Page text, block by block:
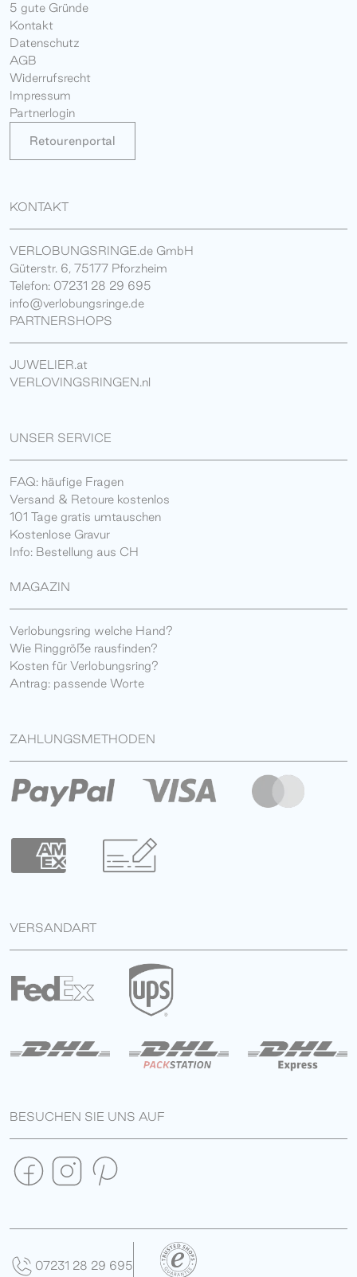
5 gute Gründe
Kontakt
Datenschutz
AGB
Widerrufsrecht
Impressum
Partnerlogin
Retourenportal
KONTAKT
VERLOBUNGSRINGE.de GmbH
Güterstr. 6, 75177 Pforzheim
Telefon: 07231 28 29 695
info@verlobungsringe.de
PARTNERSHOPS
JUWELIER.at
VERLOVINGSRINGEN.nl
UNSER SERVICE
FAQ: häufige Fragen
Versand & Retoure kostenlos
101 Tage gratis umtauschen
Kostenlose Gravur
Info: Bestellung aus CH
MAGAZIN
Verlobungsring welche Hand?
Wie Ringgröße rausfinden?
Kosten für Verlobungsring?
Antrag: passende Worte
ZAHLUNGSMETHODEN
VERSANDART
BESUCHEN SIE UNS AUF
07231 28 29 695